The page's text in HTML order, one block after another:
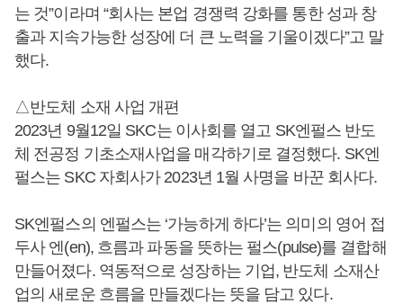
는 것”이라며 “회사는 본업 경쟁력 강화를 통한 성과 창
출과 지속가능한 성장에 더 큰 노력을 기울이겠다”고 말
했다.
△반도체 소재 사업 개편
2023년 9월12일 SKC는 이사회를 열고 SK엔펄스 반도
체 전공정 기초소재사업을 매각하기로 결정했다. SK엔
펄스는 SKC 자회사가 2023년 1월 사명을 바꾼 회사다.
SK엔펄스의 엔펄스는 ‘가능하게 하다’는 의미의 영어 접
두사 엔(en), 흐름과 파동을 뜻하는 펄스(pulse)를 결합해
만들어졌다. 역동적으로 성장하는 기업, 반도체 소재산
업의 새로운 흐름을 만들겠다는 뜻을 담고 있다.